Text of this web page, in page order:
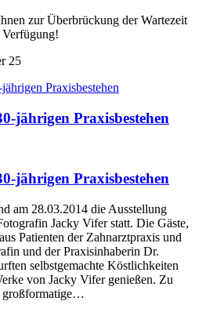
zur Überbrückung der Wartezeit
25
jährigen Praxisbestehen
jährigen Praxisbestehen
am 28.03.2014 die Ausstellung
Jacky Vifer statt. Die Gäste,
Patienten der Zahnarztpraxis und
und der Praxisinhaberin Dr.
selbstgemachte Köstlichkeiten
von Jacky Vifer genießen. Zu
großformatige…